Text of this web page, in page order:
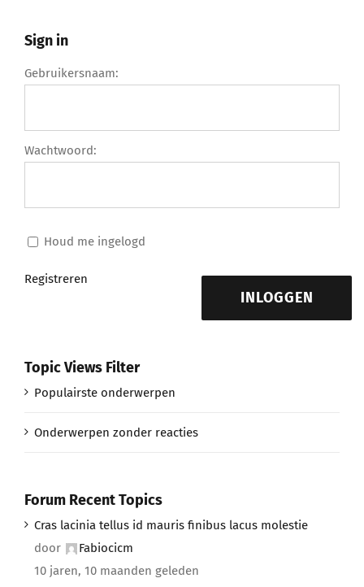
Sign in
Gebruikersnaam:
Wachtwoord:
Houd me ingelogd
INLOGGEN
Registreren
Topic Views Filter
Populairste onderwerpen
Onderwerpen zonder reacties
Forum Recent Topics
Cras lacinia tellus id mauris finibus lacus molestie
door
Fabiocicm
10 jaren, 10 maanden geleden